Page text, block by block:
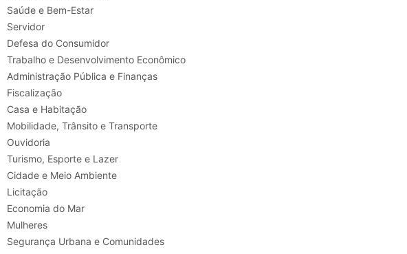
Saúde e Bem-Estar
Servidor
Defesa do Consumidor
Trabalho e Desenvolvimento Econômico
Administração Pública e Finanças
Fiscalização
Casa e Habitação
Mobilidade, Trânsito e Transporte
Ouvidoria
Turismo, Esporte e Lazer
Cidade e Meio Ambiente
Licitação
Economia do Mar
Mulheres
Segurança Urbana e Comunidades